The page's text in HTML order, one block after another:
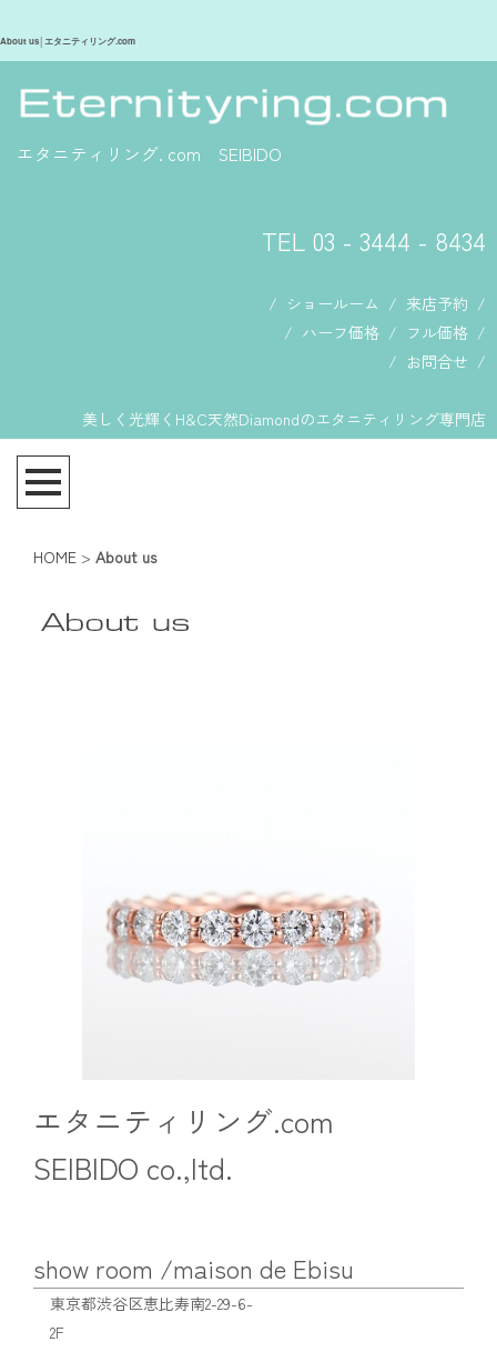
About us│エタニティリング.com
エタニティリング. com SEIBIDO
TEL 03 - 3444 - 8434
/ ショールーム / 来店予約 /
/ ハーフ価格 / フル価格 /
/ お問合せ /
美しく光輝くH&C天然Diamondのエタニティリング専門店
HOME > About us
エタニティリング.com
SEIBIDO co.,ltd.
show room /maison de Ebisu
東京都渋谷区恵比寿南2-29-6-
2F